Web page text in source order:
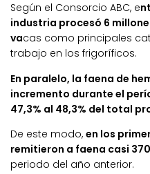
Según el Consorcio ABC, e
industria procesó 6
vacas como principales
trabajo en los frigoríficos.
En paralelo, la faena de
incremento durante el
47,3% al 48,3% del total
De este modo, en los
remitieron a faena casi
periodo del año anterior.